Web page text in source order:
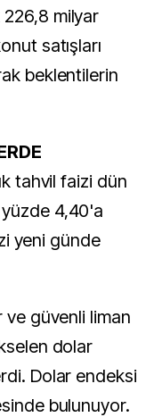
milyar
satışları
beklentilerin
tahvil faizi dün
4,40'a
yeni günde
güvenli liman
dolar
Dolar endeksi
bulunuyor.